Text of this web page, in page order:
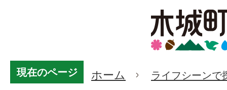
現在のページ ホーム ライフシーンで